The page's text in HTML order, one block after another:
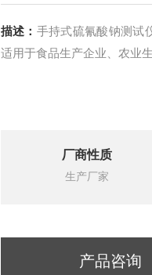
描述： 手持式硫氰酸钠测试
适用于食品生产企业、农业
厂商性质
生产厂家
产品咨询